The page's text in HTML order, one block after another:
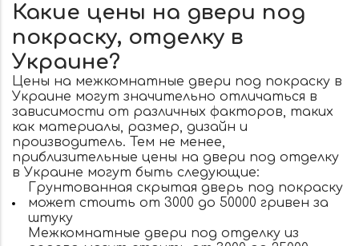
Какие цены на двери под
покраску, отделку в
Украине?
Цены на межкомнатные двери под покраску в
Украине могут значительно отличаться в
зависимости от различных факторов, таких
как материалы, размер, дизайн и
производитель. Тем не менее,
приблизительные цены на двери под отделку
в Украине могут быть следующие:
Грунтованная скрытая дверь под покраску
может стоить от 3000 до 50000 гривен за
штуку
Межкомнатные двери под отделку из